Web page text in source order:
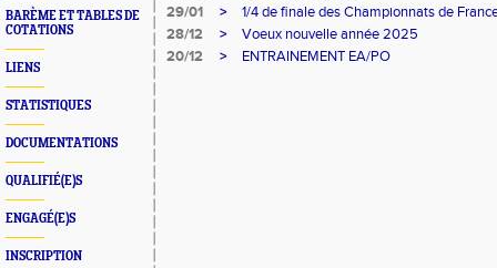
BARÈME ET TABLES DE
COTATIONS
LIENS
STATISTIQUES
DOCUMENTATIONS
QUALIFIÉ(E)S
ENGAGÉ(E)S
INSCRIPTION
29/01
>
1/4 de finale des Championnats de
28/12
>
Voeux nouvelle année 2025
20/12
> ENTRAINEMENT EA/PO